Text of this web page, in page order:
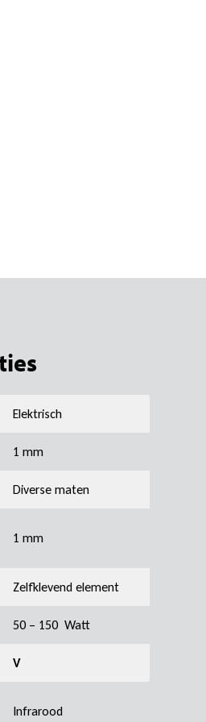
Elektrisch
1 mm
Diverse maten
1 mm
Zelfklevend element
50 – 150 Watt
V
Infrarood